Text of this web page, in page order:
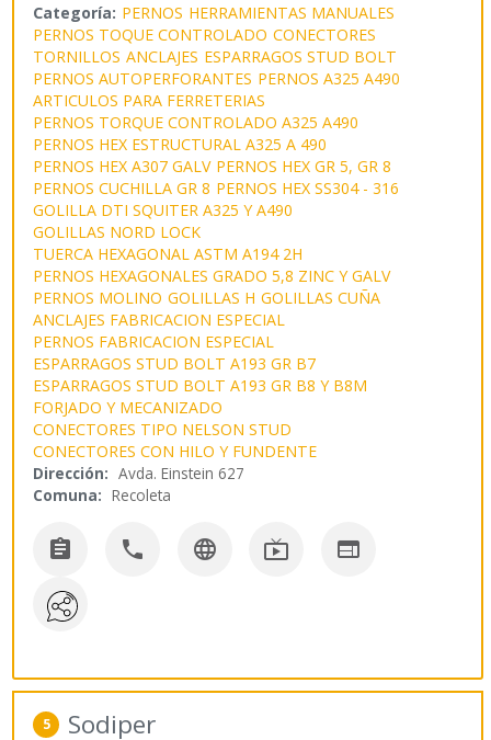
Categoría: PERNOS HERRAMIENTAS MANUALES
PERNOS TOQUE CONTROLADO CONECTORES
TORNILLOS ANCLAJES ESPARRAGOS STUD BOLT
PERNOS AUTOPERFORANTES PERNOS A325 A490
ARTICULOS PARA FERRETERIAS
PERNOS TORQUE CONTROLADO A325 A490
PERNOS HEX ESTRUCTURAL A325 A 490
PERNOS HEX A307 GALV PERNOS HEX GR 5, GR 8
PERNOS CUCHILLA GR 8 PERNOS HEX SS304 - 316
GOLILLA DTI SQUITER A325 Y A490
GOLILLAS NORD LOCK
TUERCA HEXAGONAL ASTM A194 2H
PERNOS HEXAGONALES GRADO 5,8 ZINC Y GALV
PERNOS MOLINO GOLILLAS H GOLILLAS CUÑA
ANCLAJES FABRICACION ESPECIAL
PERNOS FABRICACION ESPECIAL
ESPARRAGOS STUD BOLT A193 GR B7
ESPARRAGOS STUD BOLT A193 GR B8 Y B8M
FORJADO Y MECANIZADO
CONECTORES TIPO NELSON STUD
CONECTORES CON HILO Y FUNDENTE
Dirección: Avda. Einstein 627
Comuna: Recoleta
    
5 Sodiper